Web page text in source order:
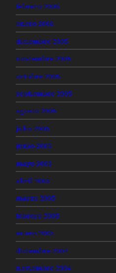
febrero 2006
enero 2006
diciembre 2005
noviembre 2005
octubre 2005
septiembre 2005
agosto 2005
julio 2005
junio 2005
mayo 2005
abril 2005
marzo 2005
febrero 2005
enero 2005
diciembre 2004
noviembre 2004